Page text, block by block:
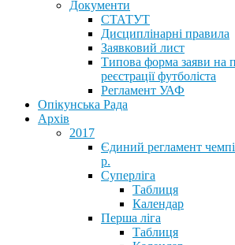
Документи
СТАТУТ
Дисциплінарні правила
Заявковий лист
Типова форма заяви на
реєстрації футболіста
Регламент УАФ
Опікунська Рада
Архів
2017
Єдиний регламент
р.
Суперліга
Таблиця
Календар
Перша ліга
Таблиця